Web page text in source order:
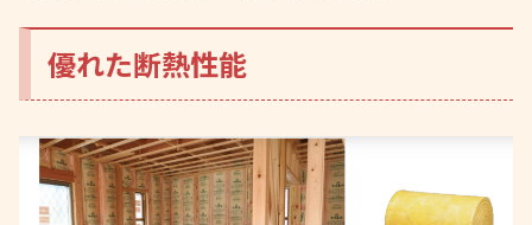
優れた断熱性能